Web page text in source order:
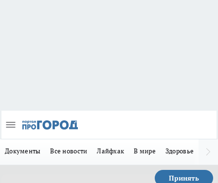
Документы Все новости Лайфхак В мире Здоровье
Принять